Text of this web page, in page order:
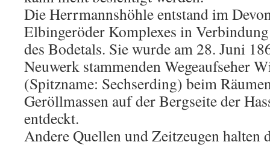
Die Herrmannshöhle entstand im
Elbingeröder Komplexes in
des Bodetals. Sie wurde am 28. Juni
Neuwerk stammenden Wegeaufseher
(Spitzname: Sechserding) beim
Geröllmassen auf der Bergseite der
entdeckt.
Andere Quellen und Zeitzeugen halten